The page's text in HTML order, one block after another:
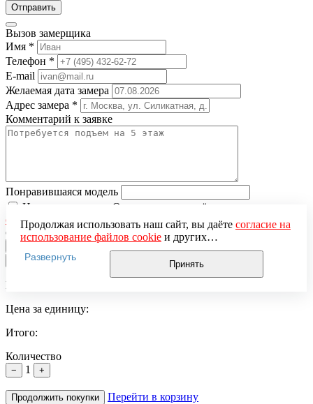
Вызов замерщика
Имя *
Телефон *
E-mail
Желаемая дата замера
Адрес замера *
Комментарий к заявке
Понравившаяся модель
Нажимая кнопку «Отправить», вы даёте
обработку персональных данных
и подтверждаете
ознакомление сПолитикой обработки персональных данных
Продолжая использовать наш сайт, вы даёте согласие на
использование файлов cookieи других
пользовательских данных (включая IP-адрес, сведения о
местоположении, устройстве, действиях на сайте и т. п.)
для функционирования сайта, проведения
Яндекс.Метрика), в соответствии с нашей
Если вы не хотите, чтобы ваши данные обрабатывались,
Развернуть
Принять
Вы добавили в корзину
Цена за единицу:
Итого:
Количество
− 1 +
Продолжить покупки Перейти в корзину